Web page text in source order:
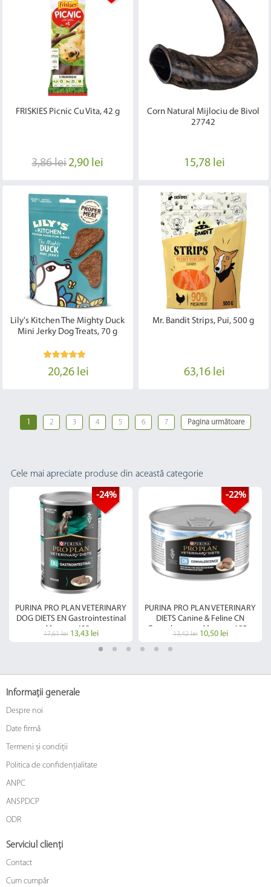
FRISKIES Picnic Cu Vita, 42 g
3,86 lei2,90 lei
Corn Natural Mijlociu de Bivol
27742
15,78 lei
Lily's Kitchen The Mighty Duck
Mini Jerky Dog Treats, 70 g
20,26 lei
Mr. Bandit Strips, Pui, 500 g
63,16 lei
1 2 3 4 5 6 7 Pagina următoare
Cele mai apreciate produse din această categorie
-24%
PURINA PRO PLAN VETERINARY
DOG DIETS EN Gastrointestinal
Mousse, 400 g
17,61 lei 13,43 lei
-22%
PURINA PRO PLAN VETERINARY
DIETS Canine & Feline CN
Convalescence Mousse, 195 g
13,42 lei 10,50 lei
Informații generale
Despre noi
Date firmă
Termeni și condiții
Politica de confidențialitate
ANPC
ANSPDCP
ODR
Serviciul clienți
Contact
Cum cumpăr